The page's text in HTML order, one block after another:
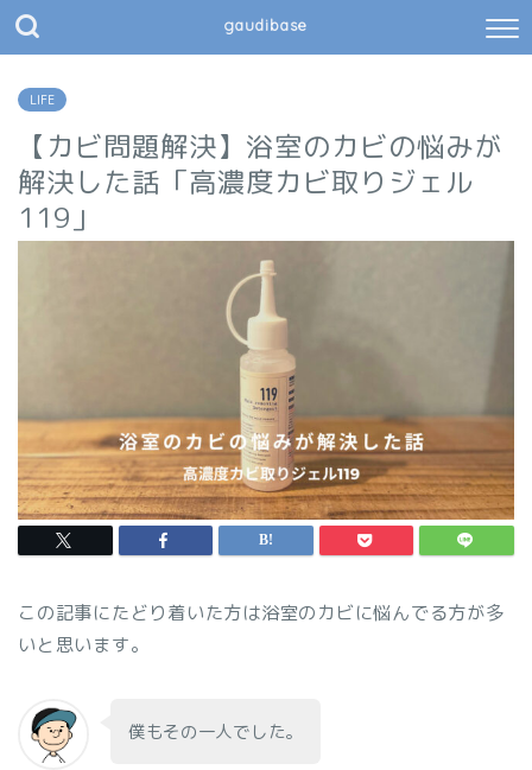
gaudibase
LIFE
【カビ問題解決】浴室のカビの悩みが
解決した話「高濃度カビ取りジェル
119」
この記事にたどり着いた方は浴室のカビに悩んでる方が多
いと思います。
僕もその一人でした。